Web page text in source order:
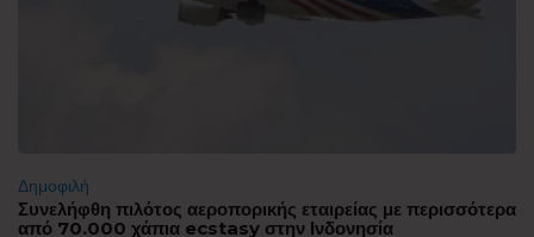
Δημοφιλή
Συνελήφθη πιλότος αεροπορικής εταιρείας με περισσότερα
από 70.000 χάπια ecstasy στην Ινδονησία